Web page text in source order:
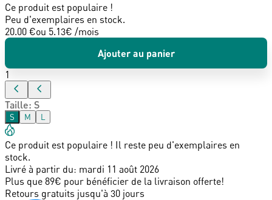
Ce produit est populaire !
Peu d'exemplaires en stock.
20.00 €ou 5.13€ /mois
Ajouter au panier
1
Taille: S
S M L
Ce produit est populaire ! Il reste peu d'exemplaires en
stock.
Livré à partir du: mardi 11 août 2026
Plus que 89€ pour bénéficier de la livraison offerte!
Retours gratuits jusqu'à 30 jours